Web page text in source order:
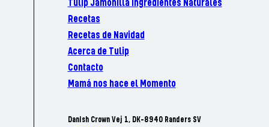
Tulip Jamonilla Ingredientes Naturales
Recetas
Recetas de Navidad
Acerca de Tulip
Contacto
Mamá nos hace el Momento
Danish Crown Vej 1, DK-8940 Randers SV